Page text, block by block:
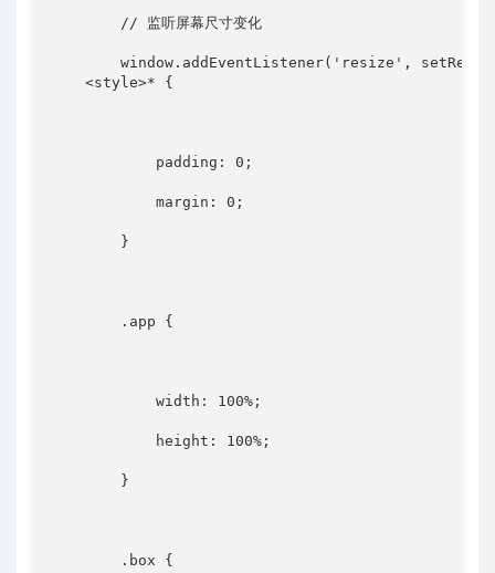
// 监听屏幕尺寸变化
        window
. addEventListener( 'resize' ,
<style>* {
padding : 0 ;
margin : 0 ;
}
.app {
width : 100% ;
height : 100% ;
}
.box {